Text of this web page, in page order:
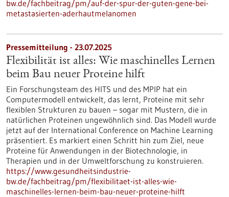
bw.de/fachbeitrag/pm/auf-der-spur-der-guten-gene-bei-
metastasierten-aderhautmelanomen
Pressemitteilung - 23.07.2025
Flexibilität ist alles: Wie maschinelles Lernen
beim Bau neuer Proteine hilft
Ein Forschungsteam des HITS und des MPIP hat ein
Computermodell entwickelt, das lernt, Proteine mit sehr
flexiblen Strukturen zu bauen – sogar mit Mustern, die in
natürlichen Proteinen ungewöhnlich sind. Das Modell wurde
jetzt auf der International Conference on Machine Learning
präsentiert. Es markiert einen Schritt hin zum Ziel, neue
Proteine für Anwendungen in der Biotechnologie, in
Therapien und in der Umweltforschung zu konstruieren.
https://www.gesundheitsindustrie-
bw.de/fachbeitrag/pm/flexibilitaet-ist-alles-wie-
maschinelles-lernen-beim-bau-neuer-proteine-hilft